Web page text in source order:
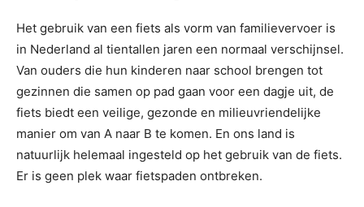
Het gebruik van een fiets als vorm van familievervoer is
in Nederland al tientallen jaren een normaal verschijnsel.
Van ouders die hun kinderen naar school brengen tot
gezinnen die samen op pad gaan voor een dagje uit, de
fiets biedt een veilige, gezonde en milieuvriendelijke
manier om van A naar B te komen. En ons land is
natuurlijk helemaal ingesteld op het gebruik van de fiets.
Er is geen plek waar fietspaden ontbreken.